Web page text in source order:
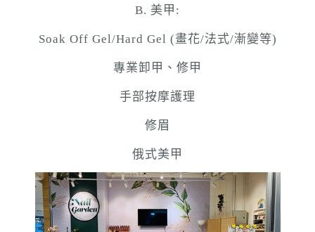
B. 美甲:
Soak Off Gel/Hard Gel (畫花/法式/漸變等)
專業卸甲、修甲
手部按摩護理
修眉
俄式美甲